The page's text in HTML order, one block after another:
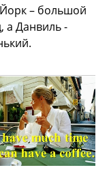
– большой
а Данвиль -